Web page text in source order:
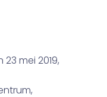
mei 2019,